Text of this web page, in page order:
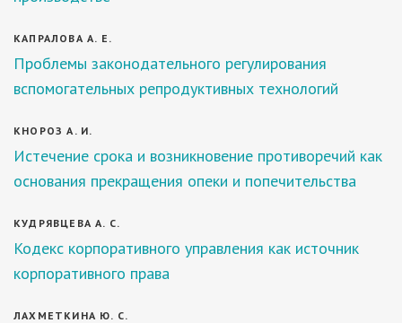
КАПРАЛОВА А. Е.
Проблемы законодательного регулирования
вспомогательных репродуктивных технологий
КНОРОЗ А. И.
Истечение срока и возникновение противоречий как
основания прекращения опеки и попечительства
КУДРЯВЦЕВА А. С.
Кодекс корпоративного управления как источник
корпоративного права
ЛАХМЕТКИНА Ю. С.